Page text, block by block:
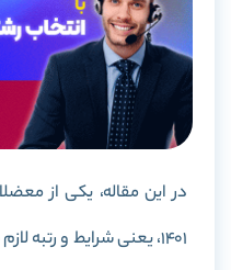
در این مقاله، یکی از
1401، یعنی شرایط و رتبه